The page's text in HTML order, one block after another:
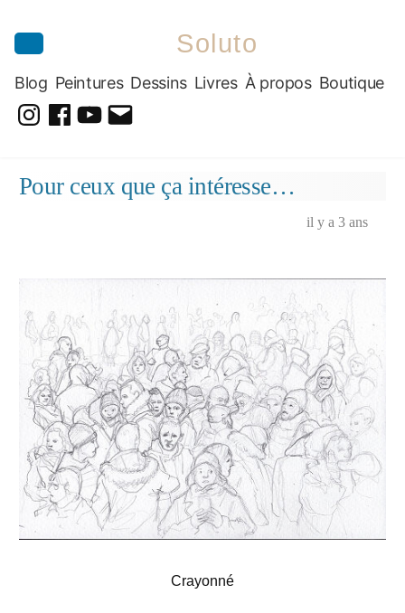
Soluto
Blog Peintures Dessins Livres À propos Boutique
Dessins
Pour ceux que ça intéresse…
il y a 3 ans
Crayonné